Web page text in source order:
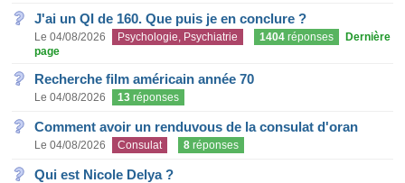
J'ai un QI de 160. Que puis je en conclure ?
Le 04/08/2026 Psychologie, Psychiatrie 1404 réponses
Dernière
page
Recherche film américain année 70
Le 04/08/2026 13 réponses
Comment avoir un renduvous de la consulat d'oran
Le 04/08/2026 Consulat 8 réponses
Qui est Nicole Delya ?